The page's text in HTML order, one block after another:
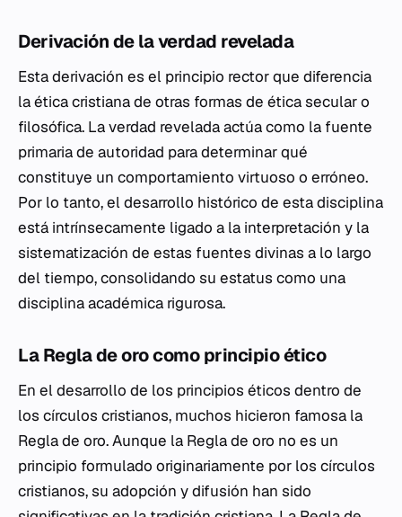
Derivación de la verdad revelada
Esta derivación es el principio rector que diferencia
la ética cristiana de otras formas de ética secular o
filosófica. La verdad revelada actúa como la fuente
primaria de autoridad para determinar qué
constituye un comportamiento virtuoso o erróneo.
Por lo tanto, el desarrollo histórico de esta disciplina
está intrínsecamente ligado a la interpretación y la
sistematización de estas fuentes divinas a lo largo
del tiempo, consolidando su estatus como una
disciplina académica rigurosa.
La Regla de oro como principio ético
En el desarrollo de los principios éticos dentro de
los círculos cristianos, muchos hicieron famosa la
Regla de oro. Aunque la Regla de oro no es un
principio formulado originariamente por los círculos
cristianos, su adopción y difusión han sido